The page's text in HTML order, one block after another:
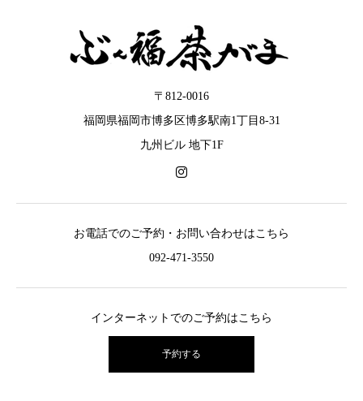
〒812-0016
福岡県福岡市博多区博多駅南1丁目8-31
九州ビル 地下1F
お電話でのご予約・お問い合わせはこちら
092-471-3550
インターネットでのご予約はこちら
予約する